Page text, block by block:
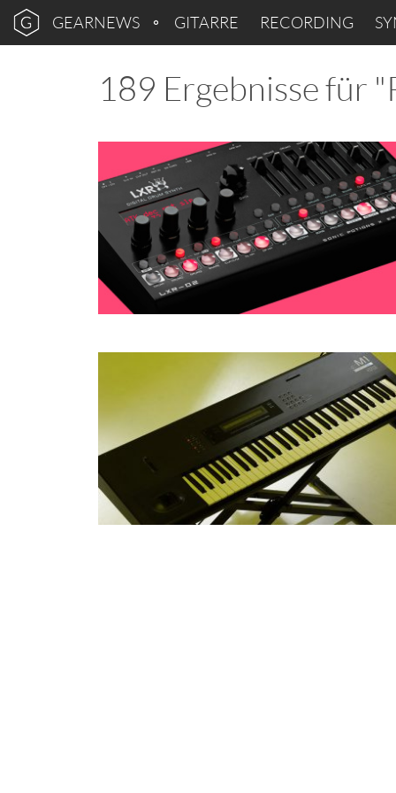
GEARNEWS GITARRE RECORDING
189 Ergebnisse für